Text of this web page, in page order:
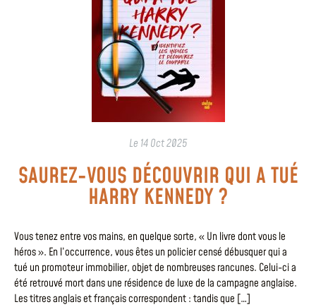
Le 14 Oct 2025
SAUREZ-VOUS DÉCOUVRIR QUI A TUÉ
HARRY KENNEDY ?
Vous tenez entre vos mains, en quelque sorte, « Un livre dont vous le
héros ». En l’occurrence, vous êtes un policier censé débusquer qui a
tué un promoteur immobilier, objet de nombreuses rancunes. Celui-ci a
été retrouvé mort dans une résidence de luxe de la campagne anglaise.
Les titres anglais et français correspondent : tandis que […]